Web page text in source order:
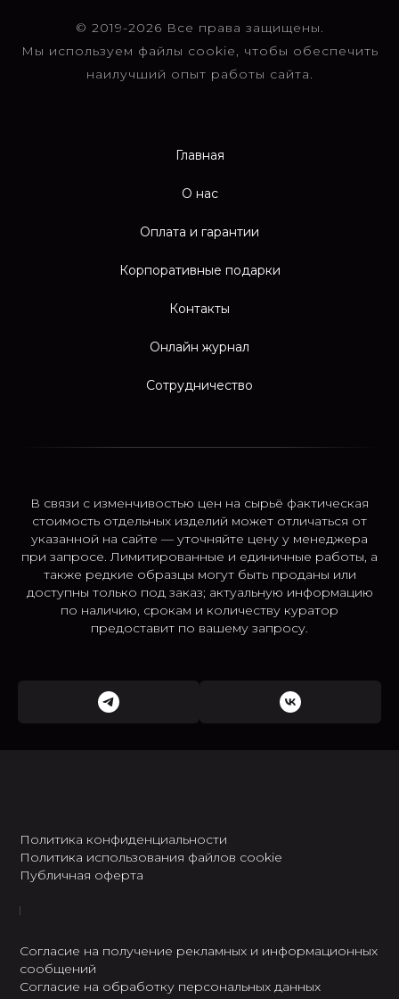
© 2019-2026 Все права защищены.
Мы используем файлы cookie, чтобы обеспечить
наилучший опыт работы сайта.
Главная
О нас
Оплата и гарантии
Корпоративные подарки
Контакты
Онлайн журнал
Сотрудничество
В связи с изменчивостью цен на сырьё фактическая
стоимость отдельных изделий может отличаться от
указанной на сайте — уточняйте цену у менеджера
при запросе. Лимитированные и единичные работы, а
также редкие образцы могут быть проданы или
доступны только под заказ; актуальную информацию
по наличию, срокам и количеству куратор
предоставит по вашему запросу.
Политика конфиденциальности
Политика использования файлов cookie
Публичная оферта
Согласие на получение рекламных и информационных
сообщений
Согласие на обработку персональных данных